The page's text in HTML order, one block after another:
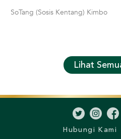
SoTang (Sosis Kentang) Kimbo
Lihat
Hubungi Kami